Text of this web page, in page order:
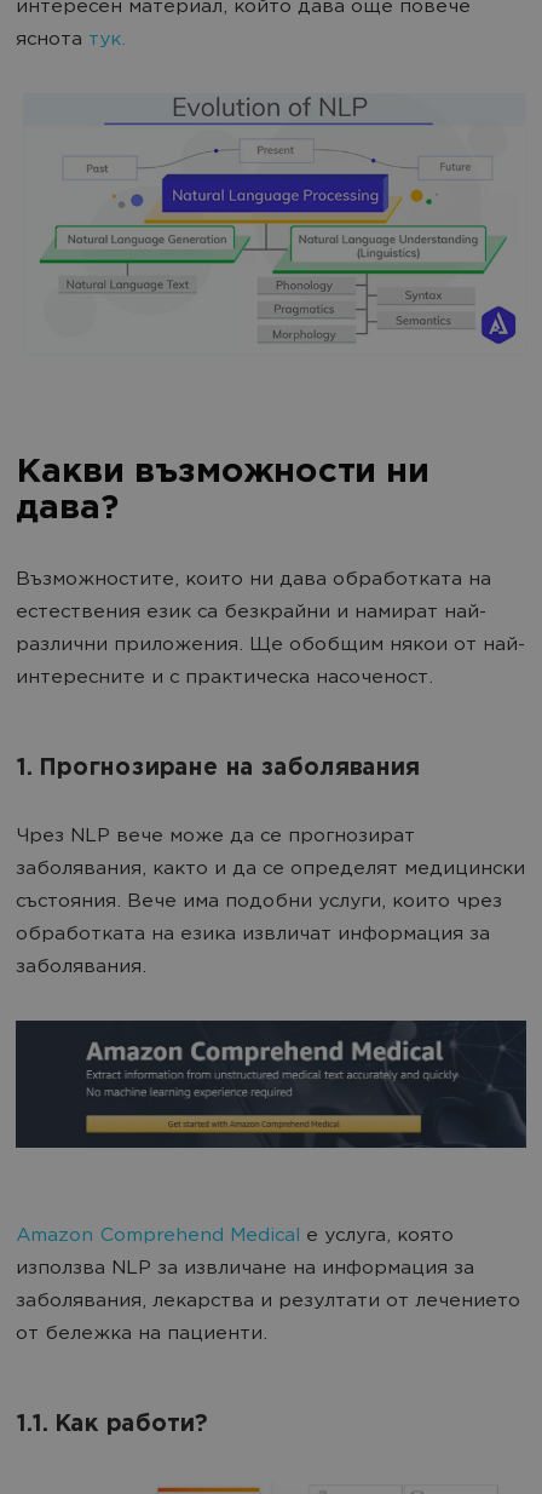
интересен материал, който дава още повече
яснота тук.
Какви възможности ни
дава?
Възможностите, които ни дава обработката на
естествения език са безкрайни и намират най-
различни приложения. Ще обобщим някои от най-
интересните и с практическа насоченост.
1. Прогнозиране на заболявания
Чрез NLP вече може да се прогнозират
заболявания, както и да се определят медицински
състояния. Вече има подобни услуги, които чрез
обработката на езика извличат информация за
заболявания.
Amazon Comprehend Medical е услуга, която
използва NLP за извличане на информация за
заболявания, лекарства и резултати от лечението
от бележка на пациенти.
1.1. Как работи?